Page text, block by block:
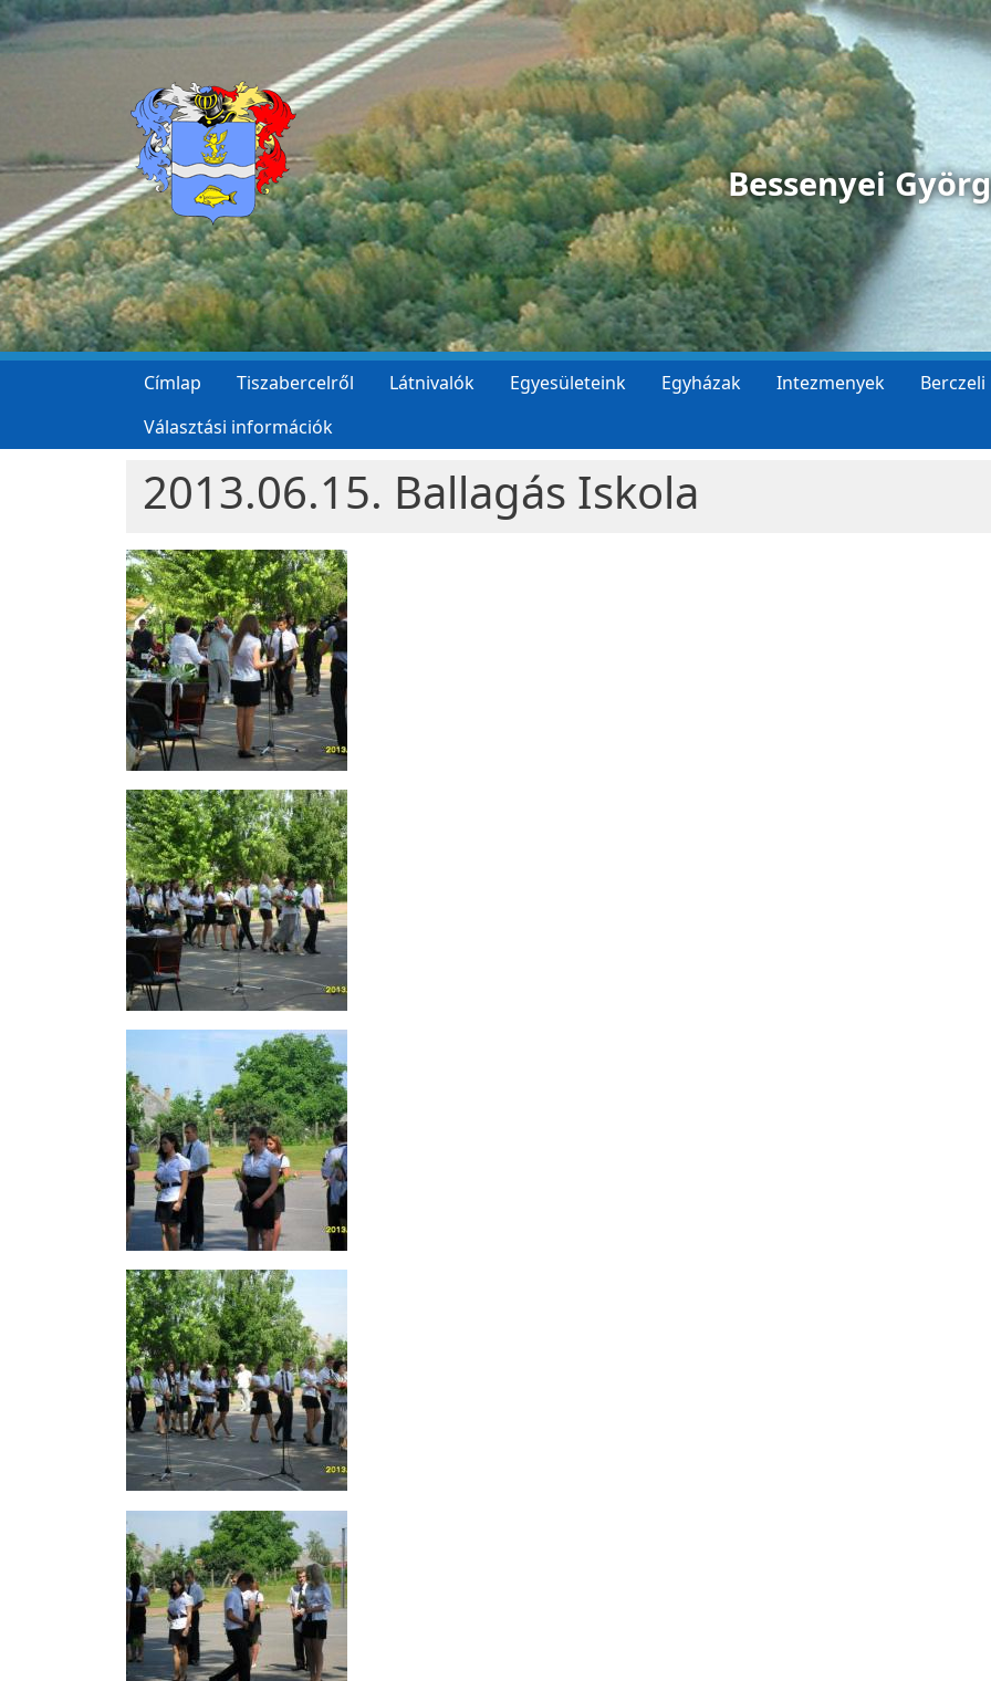
Ugrás a tartalomra
Bessenyei
Címlap Tiszabercelről Látnivalók Egyesületeink Egyházak Intezmenyek
Választási információk
2013.06.15. Ballagás Iskola